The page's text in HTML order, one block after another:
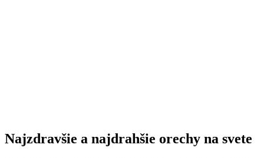
Najzdravšie a najdrahšie orechy na svete